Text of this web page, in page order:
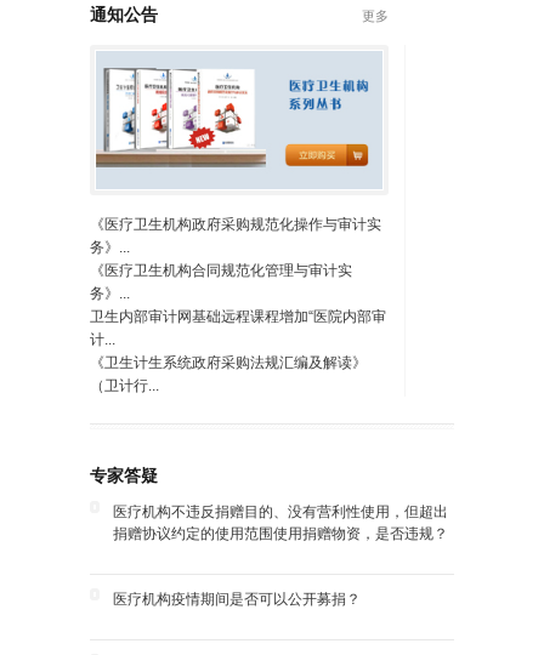
通知公告 更多
《医疗卫生机构政府采购规范化操作与审计实
务》...
《医疗卫生机构合同规范化管理与审计实
务》...
卫生内部审计网基础远程课程增加“医院内部审
计...
《卫生计生系统政府采购法规汇编及解读》
（卫计行...
专家答疑
医疗机构不违反捐赠目的、没有营利性使用，但超出
捐赠协议约定的使用范围使用捐赠物资，是否违规？
医疗机构疫情期间是否可以公开募捐？